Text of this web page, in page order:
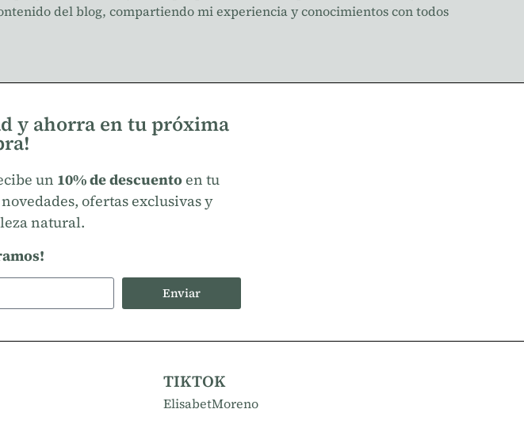
del blog, compartiendo mi experiencia y conocimientos con todos
y ahorra en tu próxima
un 10% de descuento en tu
ofertas exclusivas y
natural.
Enviar
TIKTOK
ElisabetMoreno